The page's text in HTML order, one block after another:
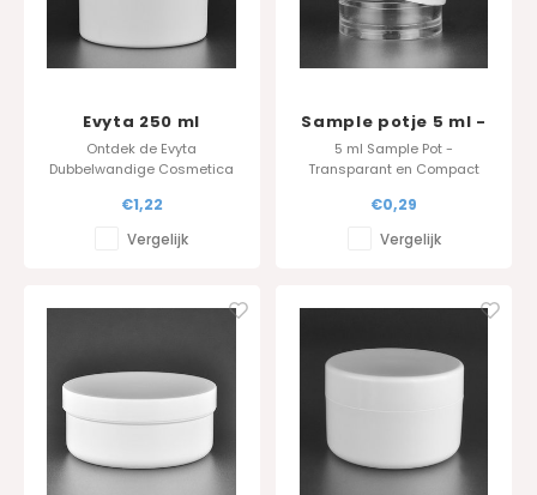
Evyta 250 ml
Ontdek de Evyta
Dubbelwandige Cosmetica
hoogwaardig polypropyleen
materiaal met luchtdichte
inlage en aanpasbaar
verpakkingsoptie voor uw
€1,22
Vergelijk
Sample potje 5 ml -
dikwandig -
Transparant
5 ml Sample Pot -
Transparant en Compact
poeders en glitters.
Verkrijgbaar in wit, zwart of
transparant. Optioneel
scherp geprijsd. Perfect als
€0,29
Vergelijk